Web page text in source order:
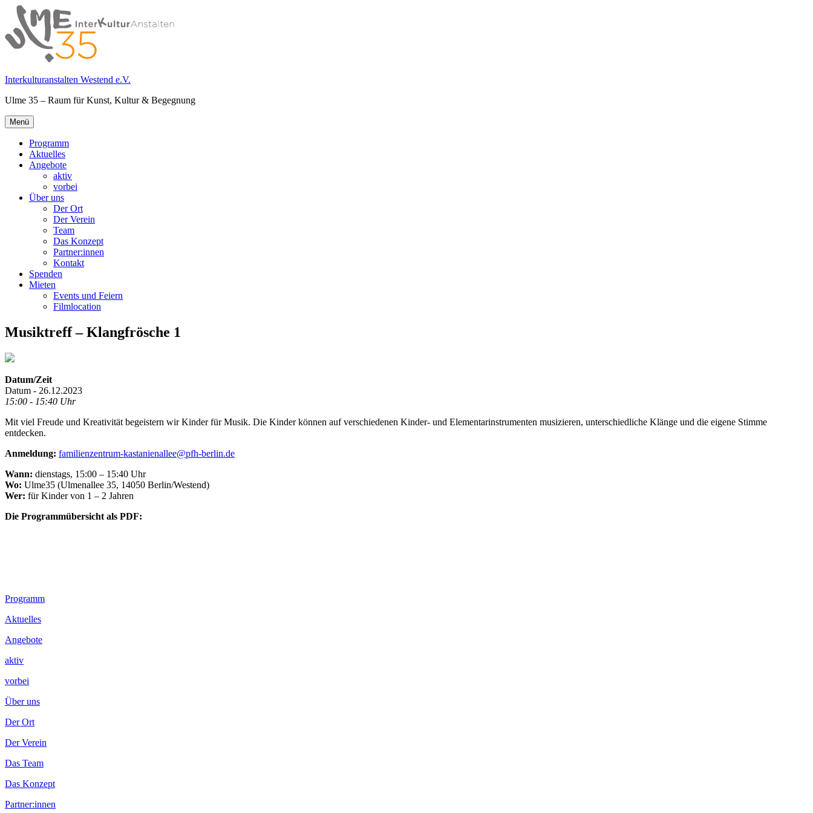
Springe
zum
Inhalt
Interkulturanstalten Westend e.V.
Ulme 35 – Raum für Kunst, Kultur & Begegnung
Primäres
Menü
Menü
Programm
Aktuelles
Angebote
aktiv
vorbei
Über uns
Der Ort
Der Verein
Team
Das Konzept
Partner:innen
Kontakt
Spenden
Mieten
Events und Feiern
Filmlocation
Musiktreff – Klangfrösche 1
Datum/Zeit
Datum - 26.12.2023
15:00 - 15:40 Uhr
Mit viel Freude und Kreativität begeistern wir Kinder für Musik. Die Kinder können auf verschiedenen Kinder- und Elementarinstrumenten musizieren, unterschiedliche Klänge und die eigene Stimme
entdecken.
Anmeldung: familienzentrum-kastanienallee@pfh-berlin.de
Wann: dienstags, 15:00 – 15:40 Uhr
Wo: Ulme35 (Ulmenallee 35, 14050 Berlin/Westend)
Wer: für Kinder von 1 – 2 Jahren
Die Programmübersicht als PDF:
Footer
Inhalt
Programm
Aktuelles
Angebote
aktiv
vorbei
Über uns
Der Ort
Der Verein
Das Team
Das Konzept
Partner:innen